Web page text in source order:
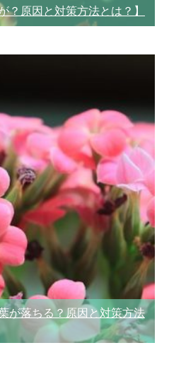
？原因と対策方法とは？】
が落ちる？原因と対策方法